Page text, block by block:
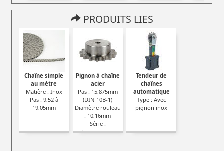
PRODUITS LIES
Chaîne simple
au mètre
Matière : Inox
Pas : 9,52 à
19,05mm
Pignon à chaîne
acier
Pas : 15,875mm
(DIN 10B-1)
Diamètre rouleau
: 10,16mm
Série :
Economique
Tendeur de
chaînes
automatique
Type : Avec
pignon inox